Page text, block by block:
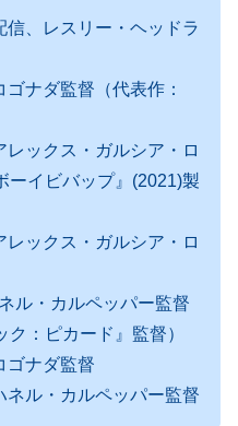
、レスリー・ヘッドラ
ナダ監督（代表作：
ックス・ガルシア・ロ
ーイビバップ』(2021)製
ックス・ガルシア・ロ
ル・カルペッパー監督
ク：ピカード』監督）
ゴナダ監督
ル・カルペッパー監督